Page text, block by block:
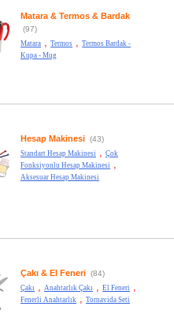
Matara & Termos & Bardak
(97)
Matara ,Termos ,Termos Bardak -
Kupa - Mug
Hesap Makinesi (43)
Standart Hesap Makinesi ,Çok
Fonksiyonlu Hesap Makinesi
Aksesuar Hesap Makinesi
Çakı & El Feneri (84)
Çakı Anahtarlık Çakı ,El Feneri
Fenerli Anahtarlık ,Tornavida Seti